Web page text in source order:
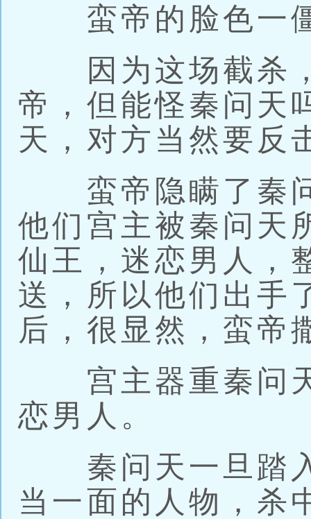
蛮帝的脸色一
因为这场截杀，
帝，但能怪秦问天
天，对方当然要反
蛮帝隐瞒了秦问
他们宫主被秦问天
仙王，迷恋男人，
送，所以他们出手
后，很显然，蛮帝
宫主器重秦问天
恋男人。
秦问天一旦踏入
当一面的人物，杀